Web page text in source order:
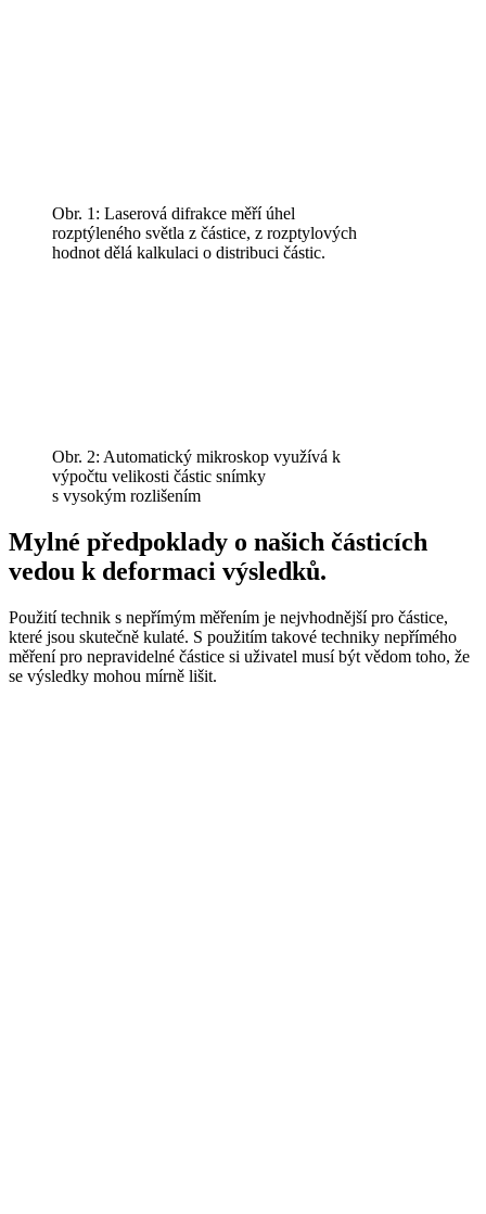
Obr. 1: Laserová difrakce měří úhel
rozptýleného světla z částice, z rozptylových
hodnot dělá kalkulaci o distribuci částic.
Obr. 2: Automatický mikroskop využívá k
výpočtu velikosti částic snímky
s vysokým rozlišením
Mylné předpoklady o našich částicích
vedou k deformaci výsledků.
Použití technik s nepřímým měřením je nejvhodnější pro částice,
které jsou skutečně kulaté. S použitím takové techniky nepřímého
měření pro nepravidelné částice si uživatel musí být vědom toho, že
se výsledky mohou mírně lišit.